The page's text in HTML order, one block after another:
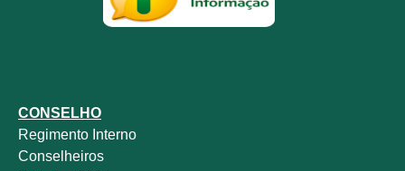
CONSELHO
Regimento Interno
Conselheiros